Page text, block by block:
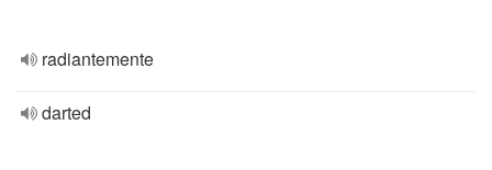
radiantemente
darted